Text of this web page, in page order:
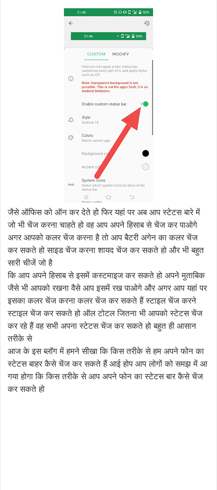
जैसे ऑफिस को ऑन कर देते हो फिर यहां पर अब आप स्टेटस बारे में
जो भी चेंज करना चाहते हो वह आप अपने हिसाब से चेंज कर पाओगे
अगर आपको कलर चेंज करना है तो आप बैटरी अगेन का कलर चेंज
कर सकते हो साइड चेंज करना शायद चेंज कर सकते हो और भी बहुत
सारी चीजें जो है
कि आप अपने हिसाब से इसमें कस्टमाइज कर सकते हो अपने मुताबिक
जैसे भी आपको रखना वैसे आप इसमें रख पाओगे और अगर आप यहां पर
इसका कलर चेंज करना कलर चेंज कर सकते हैं स्टाइल चेंज करने
स्टाइल चेंज कर सकते हो ऑल टोटल जितना भी आपको स्टेटस चेंज
कर रहे हैं वह सभी अपना स्टेटस चेंज कर सकते हो बहुत ही आसान
तरीके से
आज के इस ब्लॉग में हमने सीखा कि किस तरीके से हम अपने फोन का
स्टेटस बाहर कैसे चेंज कर सकते हैं आई होप आप लोगों को समझ में आ
गया होगा कि किस तरीके से आप अपने फोन का स्टेटस बार कैसे चेंज
कर सकते हो